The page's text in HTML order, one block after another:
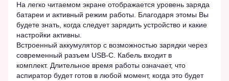
На легко читаемом экране отображается уровень заряда
батареи и активный режим работы. Благодаря этомы Вы
будете знать, когда следует зарядить устройство и какие
настройки активны.
Встроенный аккумулятор с возможностью зарядки через
современный разъем USB-C. Кабель входит в
комплект. Длительное время работы означает, что
аспиратор будет готов в любой момент, когда это будет